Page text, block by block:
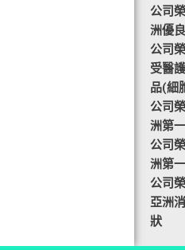
公司
洲優
公司
受醫
品(細
公司
洲第
公司
洲第
公司
亞洲
狀